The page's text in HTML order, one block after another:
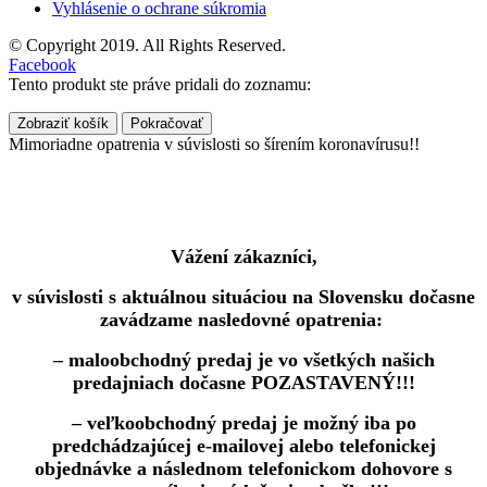
Vyhlásenie o ochrane súkromia
© Copyright 2019. All Rights Reserved.
Facebook
Tento produkt ste práve pridali do zoznamu:
Zobraziť košík Pokračovať
Mimoriadne opatrenia v súvislosti so šírením koronavírusu!!
Vážení zákazníci,
v súvislosti s aktuálnou situáciou na Slovensku dočasne
zavádzame nasledovné opatrenia:
– maloobchodný predaj je vo všetkých našich
predajniach dočasne POZASTAVENÝ!!!
– veľkoobchodný predaj je možný iba po
predchádzajúcej e-mailovej alebo telefonickej
objednávke a následnom telefonickom dohovore s